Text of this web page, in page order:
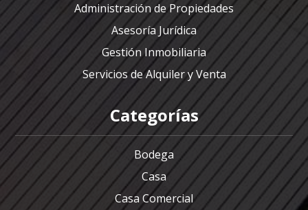
Administración de Propiedades
Asesoría Jurídica
Gestión Inmobiliaria
Servicios de Alquiler y Venta
Categorías
Bodega
Casa
Casa Comercial